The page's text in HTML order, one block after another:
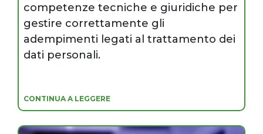
competenze tecniche e giuridiche per
gestire correttamente gli
adempimenti legati al trattamento dei
dati personali.
CONTINUA A LEGGERE